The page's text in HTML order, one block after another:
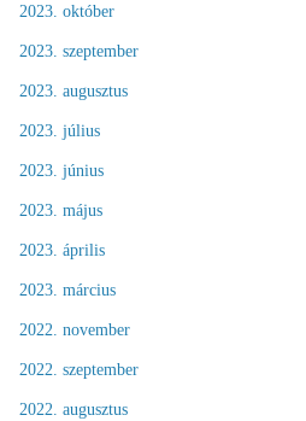
2023. október
2023. szeptember
2023. augusztus
2023. július
2023. június
2023. május
2023. április
2023. március
2022. november
2022. szeptember
2022. augusztus